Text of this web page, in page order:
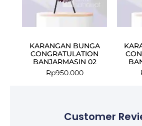
KARANGAN BUNGA
CONGRATULATION
BANJARMASIN 02
Rp950.000
Customer